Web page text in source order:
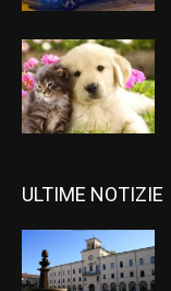
ULTIME NOTIZIE